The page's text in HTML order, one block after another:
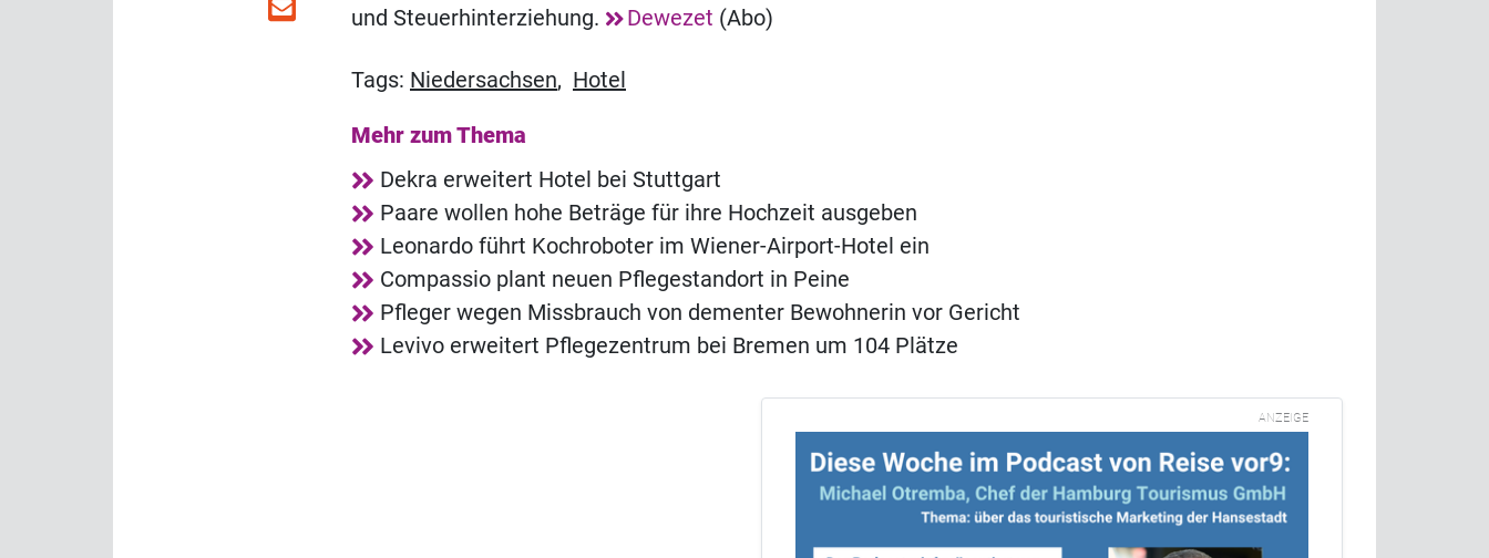
und Steuerhinterziehung.
Dewezet (Abo)
Tags: Niedersachsen, Hotel
Mehr zum Thema
Dekra erweitert Hotel bei Stuttgart
Paare wollen hohe Beträge für ihre Hochzeit ausgeben
Leonardo führt Kochroboter im Wiener-Airport-Hotel ein
Compassio plant neuen Pflegestandort in Peine
Pfleger wegen Missbrauch von dementer Bewohnerin vor Gericht
Levivo erweitert Pflegezentrum bei Bremen um 104 Plätze
ANZEIGE